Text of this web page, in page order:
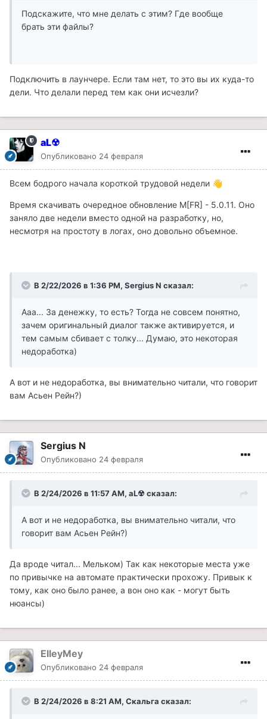
Подскажите, что мне делать с этим? Где вообще
брать эти файлы?
Подключить в лаунчере. Если там нет, то это вы их куда-то
дели. Что делали перед тем как они исчезли?
aL☢
Опубликовано 24 февраля
Всем бодрого начала короткой трудовой недели 👋
Время скачивать очередное обновление M[FR] - 5.0.11. Оно
заняло две недели вместо одной на разработку, но,
несмотря на простоту в логах, оно довольно объемное.
В 2/22/2026 в 1:36 PM, Sergius N сказал:
Ааа... За денежку, то есть? Тогда не совсем понятно,
зачем оригинальный диалог также активируется, и
тем самым сбивает с толку... Думаю, это некоторая
недоработка)
А вот и не недоработка, вы внимательно читали, что говорит
вам Асьен Рейн?)
Sergius N
Опубликовано 24 февраля
В 2/24/2026 в 11:57 AM, aL☢ сказал:
А вот и не недоработка, вы внимательно читали, что
говорит вам Асьен Рейн?)
Да вроде читал... Мельком) Так как некоторые места уже
по привычке на автомате практически прохожу. Привык к
тому, как оно было ранее, а вон оно как - могут быть
нюансы)
ElleyMey
Опубликовано 24 февраля
В 2/24/2026 в 8:21 AM, Скальга сказал: